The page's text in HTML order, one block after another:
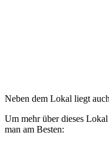
Neben dem Lokal liegt
Um mehr über dieses
man am Besten: